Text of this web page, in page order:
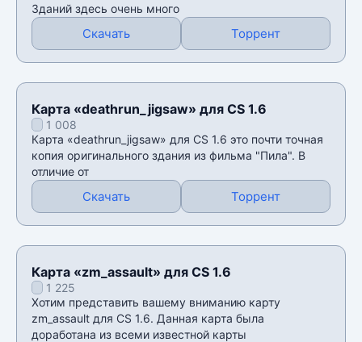
Зданий здесь очень много
Скачать Торрент
Карта «deathrun_jigsaw» для CS 1.6
1 008
Карта «deathrun_jigsaw» для CS 1.6 это почти точная
копия оригинального здания из фильма "Пила". В
отличие от
Скачать Торрент
Карта «zm_assault» для CS 1.6
1 225
Хотим представить вашему вниманию карту
zm_assault для CS 1.6. Данная карта была
доработана из всеми известной карты